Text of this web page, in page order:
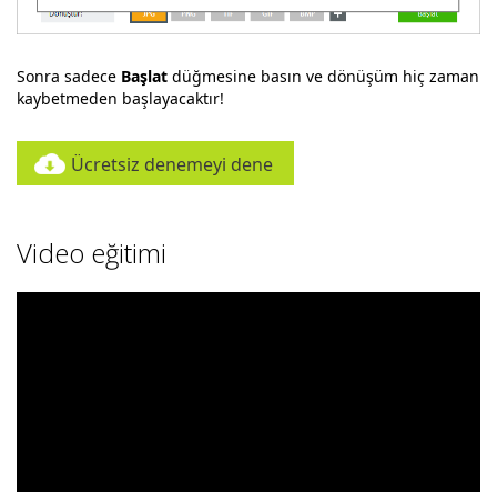
Sonra sadece Başlat düğmesine basın ve dönüşüm hiç zaman
kaybetmeden başlayacaktır!
Ücretsiz denemeyi dene
Video eğitimi